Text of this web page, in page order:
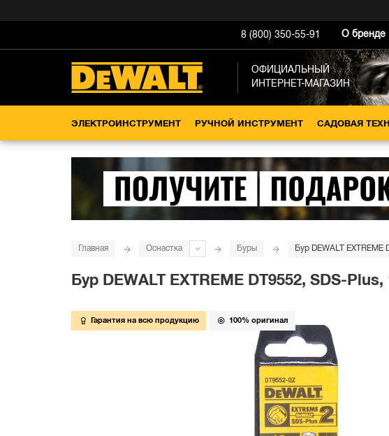
8 (800) 350-55-91 О бренде
ОФИЦИАЛЬНЫЙ
ИНТЕРНЕТ-МАГАЗИН
ЭЛЕКТРОИНСТРУМЕНТ РУЧНОЙ ИНСТРУМЕНТ САДОВАЯ
Главная Оснастка Буры Бур DEWALT
Бур DEWALT EXTREME DT9552, SDS-Plus,
Гарантия на всю продукцию 100% оригинал